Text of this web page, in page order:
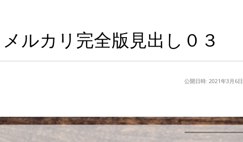
メルカリ完全版見出し０３
公開日時: 2021年3月6日